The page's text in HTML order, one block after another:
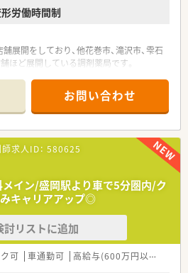
労働時間制
展開をしており、他花巻市、滝沢市、雫石
ほど展開している調剤薬局です。
。
伴う異動がないので腰を据えて働ける環境
介♪ ≫
できるリフレッシュ休暇制度、永年勤続表
取得実績もございます。子育てと両立して
育休復帰などのバックアップもしっかりし
で入社後に人間関係で悩まない環境づく
います。
め、希望に応じて店舗異動もあり、様々な
方にもオススメです！
ております！店舗で相談しにくいことも本
お問い合わせ
求人ID： 580625
イン/盛岡駅より車で5分圏内/ク
みキャリアアップ◎
討リストに追加
可 車通勤可 高給与(600万円以上)